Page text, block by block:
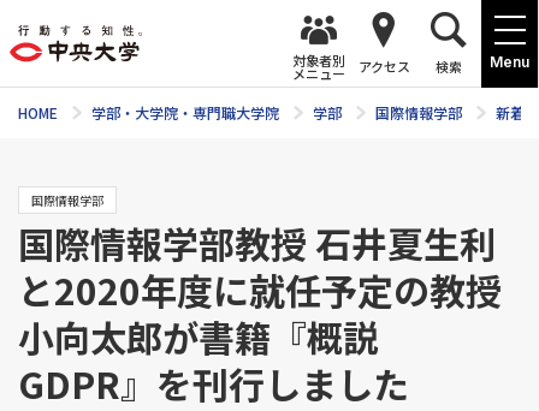
Menu
対象者別
メニュー アクセス 検索
HOME 学部・大学院・専門職大学院 学部 国際情報学部 新着
国際情報学部
国際情報学部教授 石井夏生利
と2020年度に就任予定の教授
小向太郎が書籍『概説
GDPR』を刊行しました